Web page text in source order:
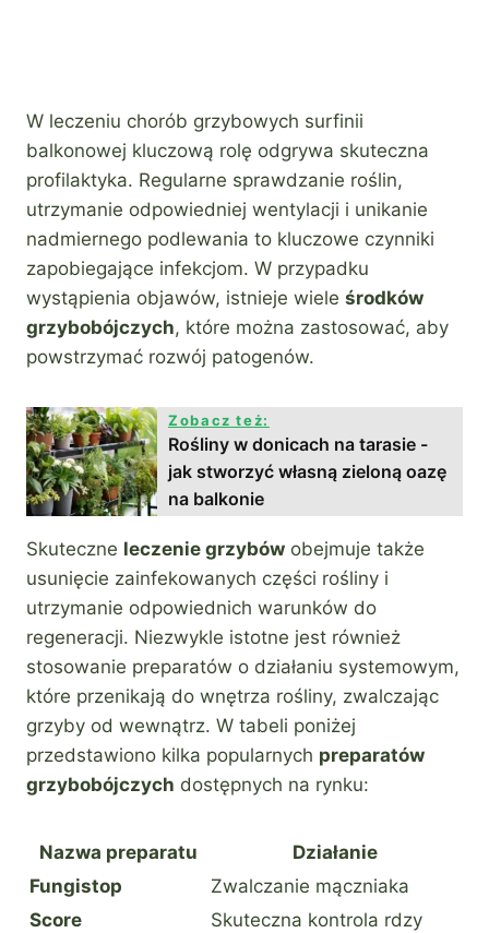
W leczeniu chorób grzybowych surfinii
balkonowej kluczową rolę odgrywa skuteczna
profilaktyka. Regularne sprawdzanie roślin,
utrzymanie odpowiedniej wentylacji i unikanie
nadmiernego podlewania to kluczowe czynniki
zapobiegające infekcjom. W przypadku
wystąpienia objawów, istnieje wiele środków
grzybobójczych, które można zastosować, aby
powstrzymać rozwój patogenów.
Zobacz też:
Rośliny w donicach na tarasie -
jak stworzyć własną zieloną oazę
na balkonie
Skuteczne leczenie grzybów obejmuje także
usunięcie zainfekowanych części rośliny i
utrzymanie odpowiednich warunków do
regeneracji. Niezwykle istotne jest również
stosowanie preparatów o działaniu systemowym,
które przenikają do wnętrza rośliny, zwalczając
grzyby od wewnątrz. W tabeli poniżej
przedstawiono kilka popularnych preparatów
grzybobójczych dostępnych na rynku:
Nazwa preparatu
Działanie
Fungistop
Zwalczanie mączniaka
Score
Skuteczna kontrola rdzy